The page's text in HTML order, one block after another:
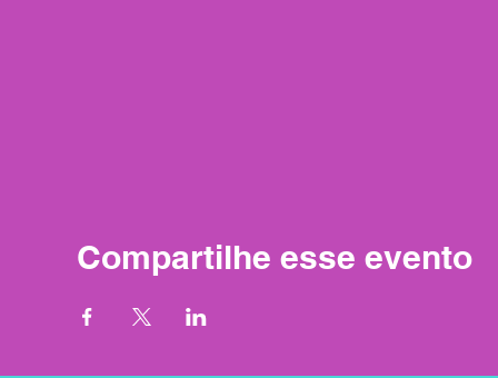
Compartilhe esse evento